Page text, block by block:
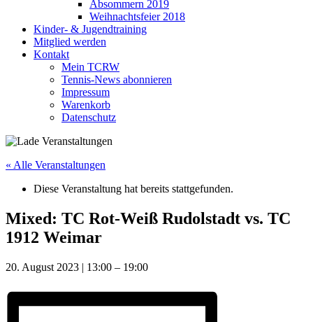
Absommern 2019
Weihnachtsfeier 2018
Kinder- & Jugendtraining
Mitglied werden
Kontakt
Mein TCRW
Tennis-News abonnieren
Impressum
Warenkorb
Datenschutz
« Alle Veranstaltungen
Diese Veranstaltung hat bereits stattgefunden.
Mixed: TC Rot-Weiß Rudolstadt vs. TC
1912 Weimar
20. August 2023 | 13:00 – 19:00